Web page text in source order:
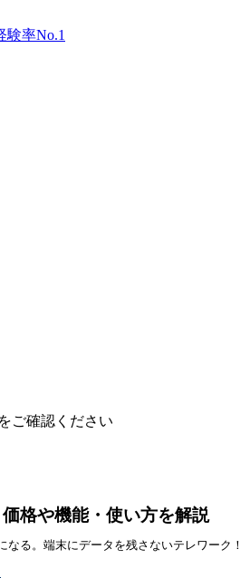
験率No.1
ご確認ください
格や機能・使い方を解説
なる。端末にデータを残さないテレワーク！